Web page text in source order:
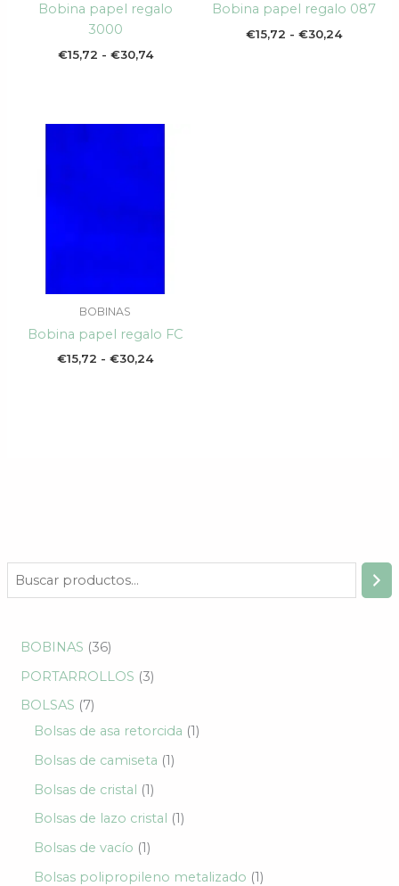
BOBINAS 36
PORTARROLLOS 3
BOLSAS 7
Bolsas de asa retorcida 1
Bolsas de camiseta 1
Bolsas de cristal 1
Bolsas de lazo cristal 1
Bolsas de vacío 1
Bolsas polipropileno metalizado 1
Bobina papel regalo
3000
€15,72 - €30,74
Bobina papel regalo 087
€15,72 - €30,24
BOBINAS
Bobina papel regalo FC
€15,72 - €30,24